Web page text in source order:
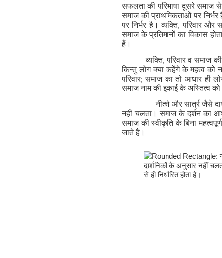
सफलता की परिभाषा दूसरे समाज
समाज की प्राथमिकताओं पर
पर निर्भर है। व्यक्ति,परिवार और
समाज के प्रतिमानों का विकास
हैं।
व्यक्ति,परिवार व समाज
किन्तु लोग क्या कहेंगे के महत्व को
परिवार;समाज का तो आधार ही
समाज नाम की इकाई के अस्तित्व
नीत्शे और सार्त्र जैसे
नहीं चलता। समाज के दर्शन का
समाज की स्वीकृति के बिना
जाते हैं।